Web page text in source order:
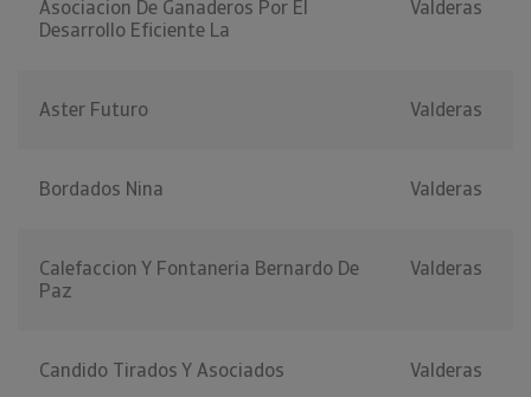
Asociacion De Ganaderos Por El
Desarrollo Eficiente La
Valderas
Aster Futuro Valderas
Bordados Nina Valderas
Calefaccion Y Fontaneria Bernardo De
Paz
Valderas
Candido Tirados Y Asociados Valderas